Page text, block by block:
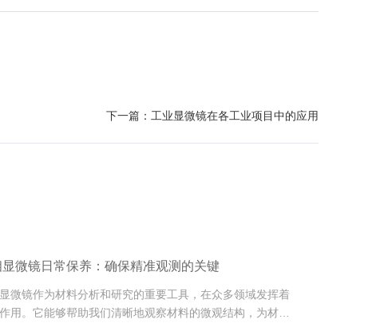
下一篇： 工业显微镜在各工业项目中的应用
微镜日常保养：确保精准观测的关键
微镜作为材料分析和研究的重要工具，在众多领域发挥着
用。它能够帮助我们清晰地观察材料的微观结构，为材料